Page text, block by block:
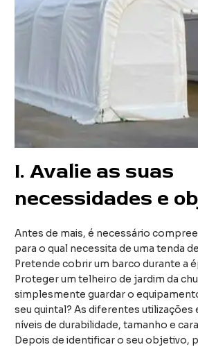
I. Avalie as suas
necessidades e
Antes de mais, é necessário
para o qual necessita de uma tenda
Pretende cobrir um barco durante a
Proteger um telheiro de jardim da
simplesmente guardar o
seu quintal? As diferentes
níveis de durabilidade, tamanho e
Depois de identificar o seu objetivo,